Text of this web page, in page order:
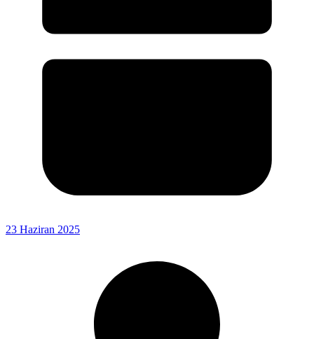
23 Haziran 2025